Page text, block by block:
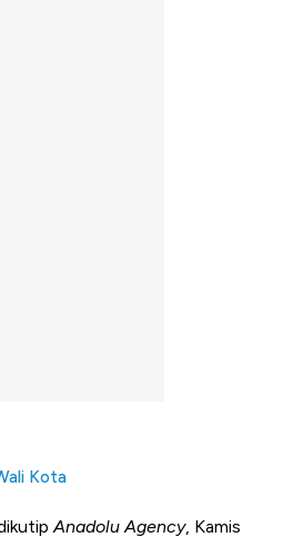
Kota
Anadolu Agency, Kamis